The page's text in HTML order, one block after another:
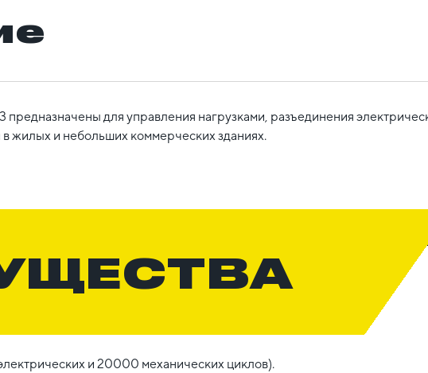
для управления нагрузками, разъединения
жилых и небольших коммерческих зданиях.
и 20000 механических циклов).